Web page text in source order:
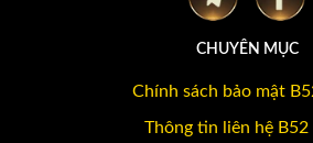
CHUYÊN MỤC
Chính sách bảo mật
Thông tin liên hệ B52